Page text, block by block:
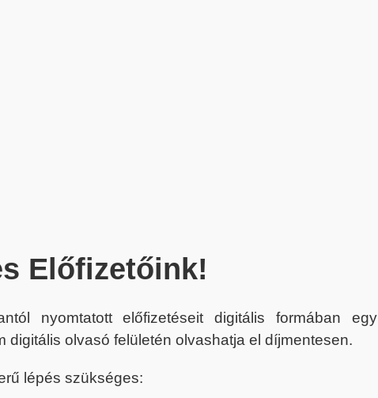
Előfizetőink!
nyomtatott előfizetéseit digitális formában egy
digitális olvasó felületén olvashatja el díjmentesen.
lépés szükséges: